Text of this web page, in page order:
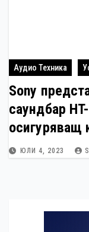
Аудио Техника
Sony
саундбар
осигуряващ
ЮЛИ 4, 2023